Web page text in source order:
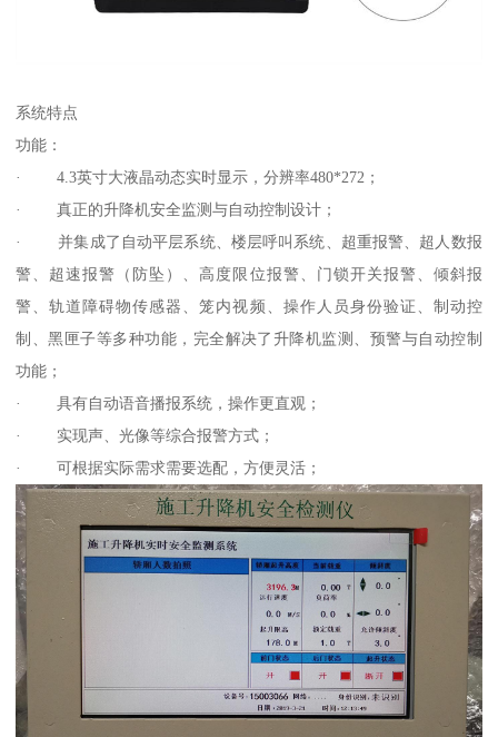
系统特点
功能：
· 4.3英寸大液晶动态实时显示，分辨率480*272；
· 真正的升降机安全监测与自动控制设计；
· 并集成了自动平层系统、楼层呼叫系统、超重报警、超人数报
警、超速报警（防坠）、高度限位报警、门锁开关报警、倾斜报
警、轨道障碍物传感器、笼内视频、操作人员身份验证、制动控
制、黑匣子等多种功能，完全解决了升降机监测、预警与自动控制
功能；
· 具有自动语音播报系统，操作更直观；
· 实现声、光像等综合报警方式；
· 可根据实际需求需要选配，方便灵活；